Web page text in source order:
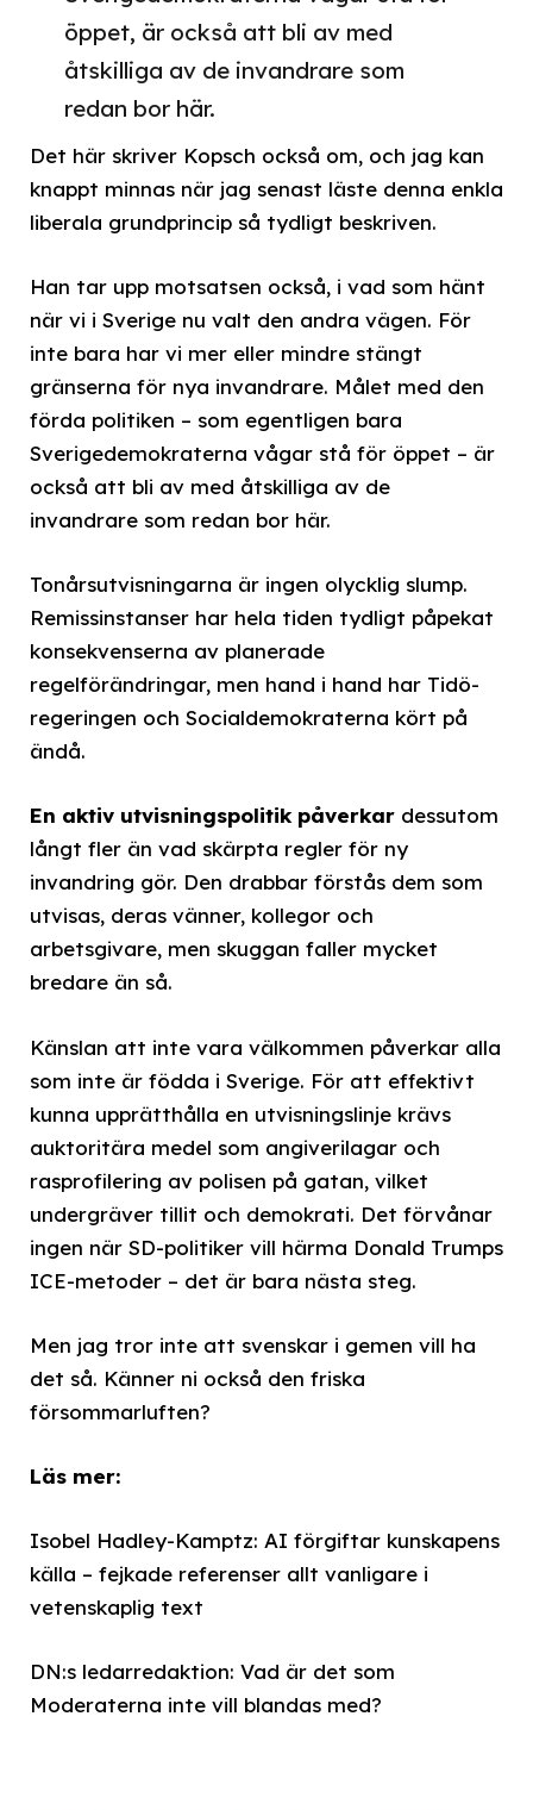
öppet, är också att bli av med
åtskilliga av de invandrare som
redan bor här.
Det här skriver Kopsch också om, och jag kan
knappt minnas när jag senast läste denna enkla
liberala grundprincip så tydligt beskriven.
Han tar upp motsatsen också, i vad som hänt
när vi i Sverige nu valt den andra vägen. För
inte bara har vi mer eller mindre stängt
gränserna för nya invandrare. Målet med den
förda politiken – som egentligen bara
Sverigedemokraterna vågar stå för öppet – är
också att bli av med åtskilliga av de
invandrare som redan bor här.
Tonårsutvisningarna är ingen olycklig slump.
Remissinstanser har hela tiden tydligt påpekat
konsekvenserna av planerade
regelförändringar, men hand i hand har Tidö-
regeringen och Socialdemokraterna kört på
ändå.
En aktiv utvisningspolitik påverkar dessutom
långt fler än vad skärpta regler för ny
invandring gör. Den drabbar förstås dem som
utvisas, deras vänner, kollegor och
arbetsgivare, men skuggan faller mycket
bredare än så.
Känslan att inte vara välkommen påverkar alla
som inte är födda i Sverige. För att effektivt
kunna upprätthålla en utvisningslinje krävs
auktoritära medel som angiverilagar och
rasprofilering av polisen på gatan, vilket
undergräver tillit och demokrati. Det förvånar
ingen när SD-politiker vill härma Donald Trumps
ICE-metoder – det är bara nästa steg.
Men jag tror inte att svenskar i gemen vill ha
det så. Känner ni också den friska
försommarluften?
Läs mer:
Isobel Hadley-Kamptz: AI förgiftar kunskapens
källa – fejkade referenser allt vanligare i
vetenskaplig text
DN:s ledarredaktion: Vad är det som
Moderaterna inte vill blandas med?